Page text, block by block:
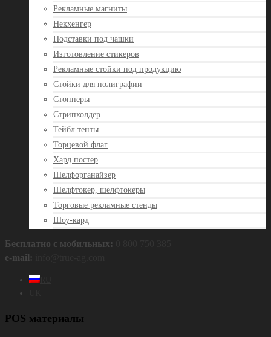
Рекламные магниты
Некхенгер
Подставки под чашки
Изготовление стикеров
Рекламные стойки под продукцию
Стойки для полиграфии
Стопперы
Стрипхолдер
Тейбл тенты
Торцевой флаг
Хард постер
Шелфорганайзер
Шелфтокер, шелфтокеры
Торговые рекламные стенды
Шоу-кард
Бесплатно с мобильных:
e‑mail:
POS материалы